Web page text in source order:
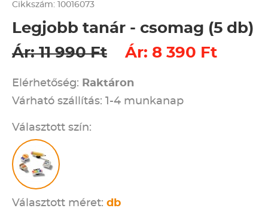
Cikkszám: 10016073
Legjobb tanár - csomag (5 db)
Ár: 11 990 Ft
Ár: 8 390 Ft
Elérhetőség: Raktáron
Várható szállítás: 1-4 munkanap
Választott szín:
Választott méret: db